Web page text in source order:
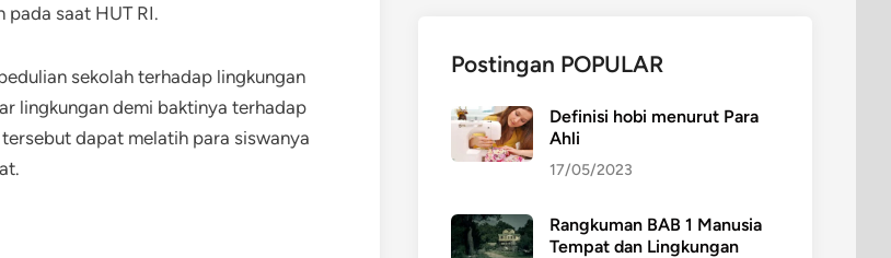
pada saat HUT RI.
sekolah terhadap lingkungan
lingkungan demi baktinya terhadap
dapat melatih para siswanya
Postingan POPULAR
Definisi hobi menurut Para
Ahli
17/05/2023
Rangkuman BAB 1 Manusia
Tempat dan Lingkungan